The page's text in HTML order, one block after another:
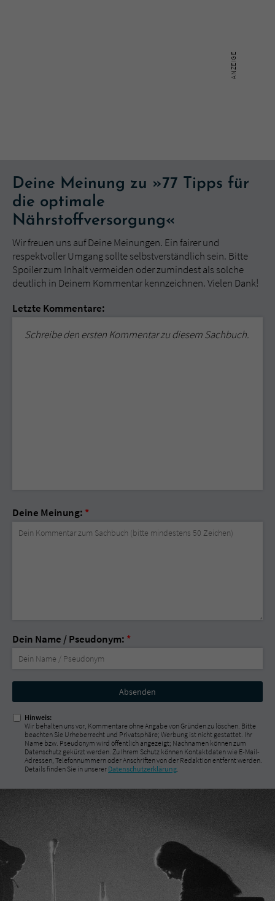
Deine Meinung zu »77 Tipps für
die optimale
Nährstoffversorgung«
Wir freuen uns auf Deine Meinungen. Ein fairer und
respektvoller Umgang sollte selbstverständlich sein. Bitte
Spoiler zum Inhalt vermeiden oder zumindest als solche
deutlich in Deinem Kommentar kennzeichnen. Vielen Dank!
Letzte Kommentare:
Schreibe den ersten Kommentar zu diesem Sachbuch.
Deine Meinung: *
Dein Name / Pseudonym: *
Nicht
ausfüllen!
Hinweis:
Wir behalten uns vor, Kommentare ohne Angabe von Gründen zu löschen. Bitte
beachten Sie Urheberrecht und Privatsphäre; Werbung ist nicht gestattet. Ihr
Name bzw. Pseudonym wird öffentlich angezeigt; Nachnamen können zum
Datenschutz gekürzt werden. Zu Ihrem Schutz können Kontaktdaten wie E-Mail-
Adressen, Telefonnummern oder Anschriften von der Redaktion entfernt werden.
Details finden Sie in unserer Datenschutzerklärung